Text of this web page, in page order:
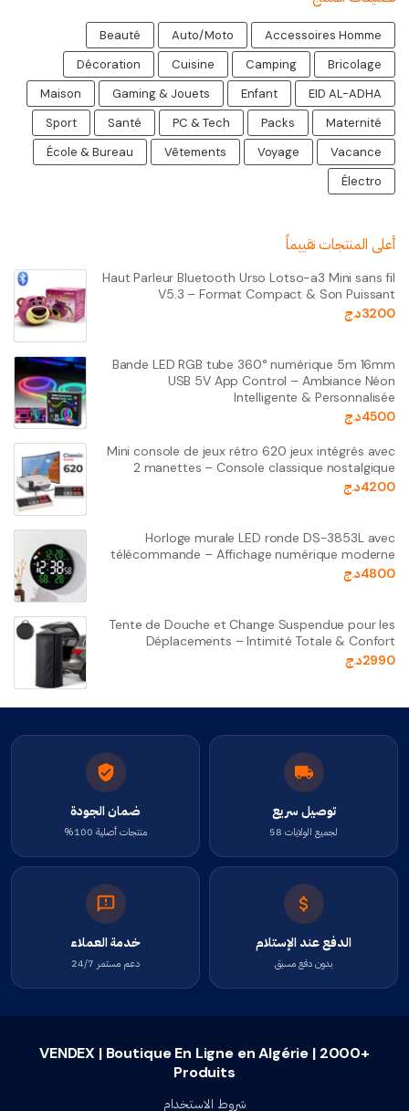
Accessoires Homme
Auto/Moto
Beauté
Bricolage
Camping
Cuisine
Décoration
EID AL-ADHA
Enfant
Gaming & Jouets
Maison
Maternité
Packs
PC & Tech
Santé
Sport
Vacance
Voyage
Vêtements
École & Bureau
Électro
أعلى المنتجات تقييماً
Haut Parleur Bluetooth Urso Lotso-a3 Mini sans fil
V5.3 – Format Compact & Son Puissant
3200د.ج
Bande LED RGB tube 360° numérique 5m 16mm
USB 5V App Control – Ambiance Néon
Intelligente & Personnalisée
4500د.ج
Mini console de jeux rétro 620 jeux intégrés avec
2 manettes – Console classique nostalgique
4200د.ج
Horloge murale LED ronde DS-3853L avec
télécommande – Affichage numérique moderne
4800د.ج
Tente de Douche et Change Suspendue pour les
Déplacements – Intimité Totale & Confort
2990د.ج
توصيل سريع
لجميع الولايات 58
ضمان الجودة
منتجات أصلية 100%
الدفع عند الإستلام
بدون دفع مسبق
خدمة العملاء
دعم مستمر 24/7
VENDEX | Boutique En Ligne en Algérie | 2000+
Produits
شروط الاستخدام